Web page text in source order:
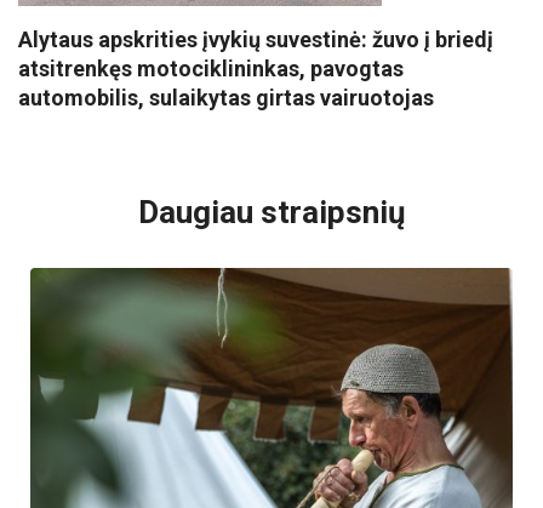
Alytaus apskrities įvykių suvestinė: žuvo į briedį
atsitrenkęs motociklininkas, pavogtas
automobilis, sulaikytas girtas vairuotojas
Daugiau straipsnių